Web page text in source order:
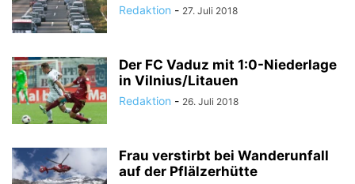
Redaktion - 27. Juli 2018
Der FC Vaduz mit 1:0-Niederlage
in Vilnius/Litauen
Redaktion - 26. Juli 2018
Frau verstirbt bei Wanderunfall
auf der Pflälzerhütte